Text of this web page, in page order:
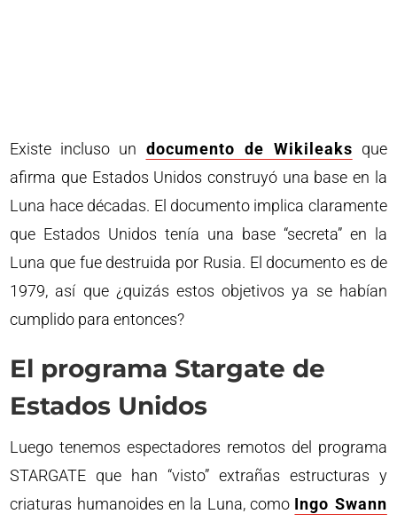
Existe incluso un documento de Wikileaks que
afirma que Estados Unidos construyó una base en la
Luna hace décadas. El documento implica claramente
que Estados Unidos tenía una base “secreta” en la
Luna que fue destruida por Rusia. El documento es de
1979, así que ¿quizás estos objetivos ya se habían
cumplido para entonces?
El programa Stargate de
Estados Unidos
Luego tenemos espectadores remotos del programa
STARGATE que han “visto” extrañas estructuras y
criaturas humanoides en la Luna, como Ingo Swann